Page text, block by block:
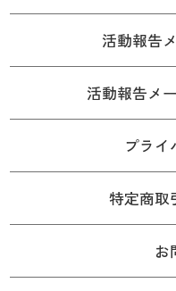
活動報告
活動報告メ
プライ
特定商取
お